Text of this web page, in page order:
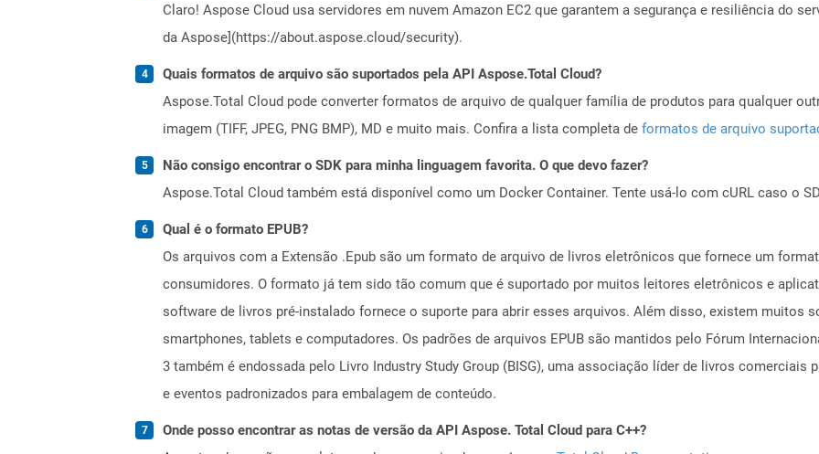
Claro! Aspose Cloud usa servidores em nuvem Amazon EC2 que garantem a segurança e resiliência do
da Aspose](https://about.aspose.cloud/security).
Quais formatos de arquivo são suportados pela API Aspose.Total Cloud?
Aspose.Total Cloud pode converter formatos de arquivo de qualquer família de produtos para qualquer
imagem (TIFF, JPEG, PNG BMP), MD e muito mais. Confira a lista completa de formatos de arquivo
Não consigo encontrar o SDK para minha linguagem favorita. O que devo fazer?
Aspose.Total Cloud também está disponível como um Docker Container. Tente usá-lo com cURL caso o
Qual é o formato EPUB?
Os arquivos com a Extensão .Epub são um formato de arquivo de livros eletrônicos que fornece um
consumidores. O formato já tem sido tão comum que é suportado por muitos leitores eletrônicos e
software de livros pré-instalado fornece o suporte para abrir esses arquivos. Além disso, existem muitos
smartphones, tablets e computadores. Os padrões de arquivos EPUB são mantidos pelo Fórum
3 também é endossada pelo Livro Industry Study Group (BISG), uma associação líder de livros comerciais
e eventos padronizados para embalagem de conteúdo.
Onde posso encontrar as notas de versão da API Aspose. Total Cloud para C++?